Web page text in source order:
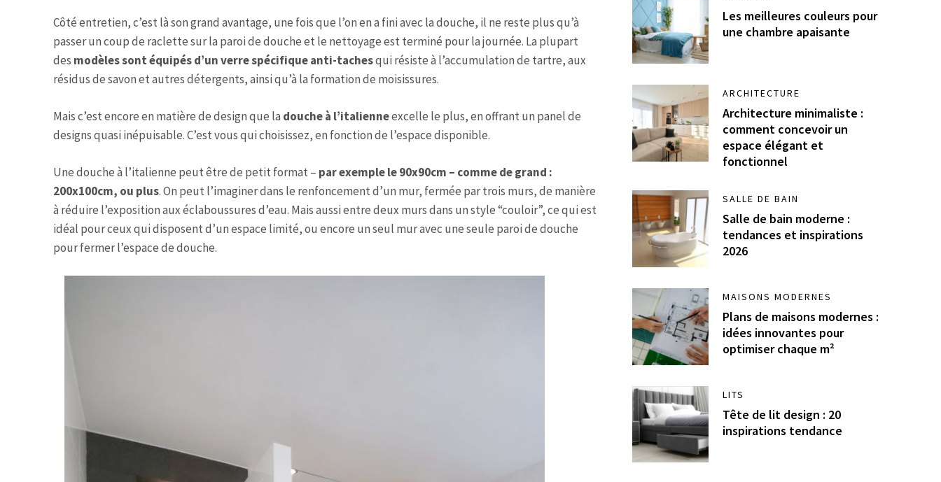
Côté entretien, c’est là son grand avantage, une fois que l’on en a fini avec la douche, il ne reste plus qu’à
passer un coup de raclette sur la paroi de douche et le nettoyage est terminé pour la journée. La plupart
des modèles sont équipés d’un verre spécifiqueanti-tachesqui résiste à l’accumulation de tartre, aux
résidus de savon et autres détergents, ainsi qu’à la formation de moisissures.
Mais c’est encore en matière de design que la douche à l’italienneexcelle le plus, en offrant un panel de
designs quasi inépuisable. C’est vous qui choisissez, en fonction de l’espace disponible.
Une douche à l’italienne peut être de petit format – par exemple le 90x90cm – comme de grand :
200x100cm, ou plus. On peut l’imaginer dans le renfoncement d’un mur, fermée par trois murs, de manière
à réduire l’exposition aux éclaboussures d’eau. Mais aussi entre deux murs dans un style “couloir”, ce qui est
idéal pour ceux qui disposent d’un espace limité, ou encore un seul mur avec une seule paroi de douche
pour fermer l’espace de douche.
Les meilleures couleurs pour
une chambre apaisante
ARCHITECTURE
Architecture minimaliste :
comment concevoir un
espace élégant et
fonctionnel
SALLE DE BAIN
Salle de bain moderne :
tendances et inspirations
2026
MAISONS MODERNES
Plans de maisons modernes :
idées innovantes pour
optimiser chaque m²
LITS
Tête de lit design : 20
inspirations tendance